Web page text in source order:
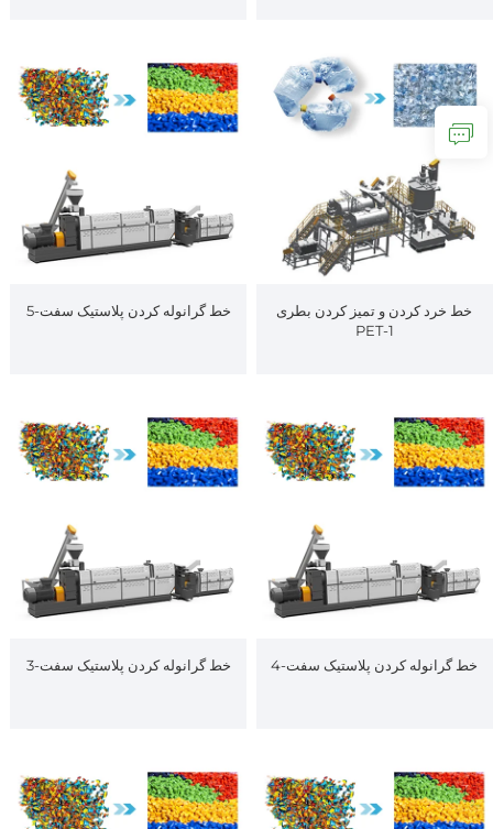
خط خرد کردن و تمیز کردن بطری
PET-1
خط گرانوله کردن پلاستیک سفت-5
خط گرانوله کردن پلاستیک سفت-4 خط گرانوله کردن پلاستیک سفت-3